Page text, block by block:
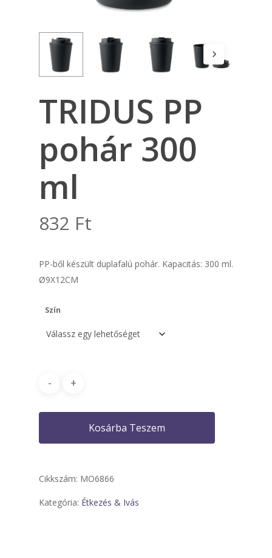
TRIDUS PP
pohár 300
ml
832 Ft
PP-ből készült duplafalú pohár. Kapacitás: 300 ml.
Ø9X12CM
Szín
Kosárba Teszem
Cikkszám: MO6866
Kategória: Étkezés & Ivás